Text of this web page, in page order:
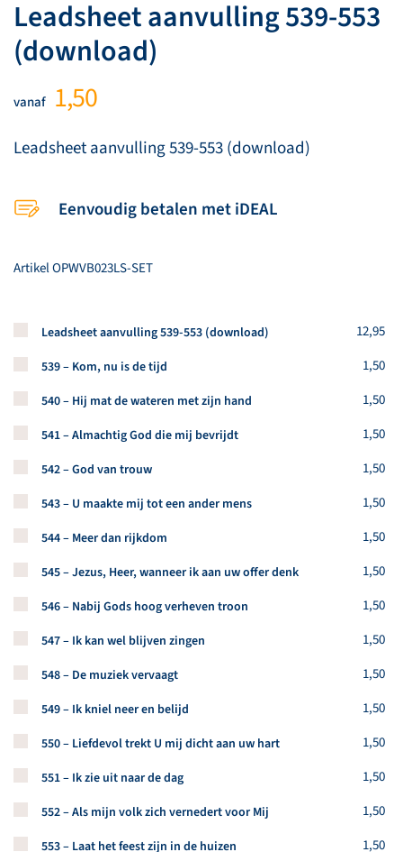
Leadsheet aanvulling 539-553
(download)
vanaf 1,50
Leadsheet aanvulling 539-553 (download)
Eenvoudig betalen met iDEAL
ArtikelOPWVB023LS-SET
Koop een stuk van dit artikel
Leadsheet aanvulling 539-553 (download)
12,95
Koop een stuk van dit artikel
539 – Kom, nu is de tijd
1,50
Koop een stuk van dit artikel
540 – Hij mat de wateren met zijn hand
1,50
Koop een stuk van dit artikel
541 – Almachtig God die mij bevrijdt
1,50
Koop een stuk van dit artikel
542 – God van trouw
1,50
Koop een stuk van dit artikel
543 – U maakte mij tot een ander mens
1,50
Koop een stuk van dit artikel
544 – Meer dan rijkdom
1,50
Koop een stuk van dit artikel
545 – Jezus, Heer, wanneer ik aan uw offer denk
1,50
Koop een stuk van dit artikel
546 – Nabij Gods hoog verheven troon
1,50
Koop een stuk van dit artikel
547 – Ik kan wel blijven zingen
1,50
Koop een stuk van dit artikel
548 – De muziek vervaagt
1,50
Koop een stuk van dit artikel
549 – Ik kniel neer en belijd
1,50
Koop een stuk van dit artikel
550 – Liefdevol trekt U mij dicht aan uw hart
1,50
Koop een stuk van dit artikel
551 – Ik zie uit naar de dag
1,50
Koop een stuk van dit artikel
552 – Als mijn volk zich vernedert voor Mij
1,50
Koop een stuk van dit artikel
553 – Laat het feest zijn in de huizen 1,50